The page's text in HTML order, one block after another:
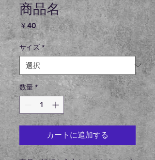
商品名
￥40価
格
サイズ *
数量 *
カートに追加する